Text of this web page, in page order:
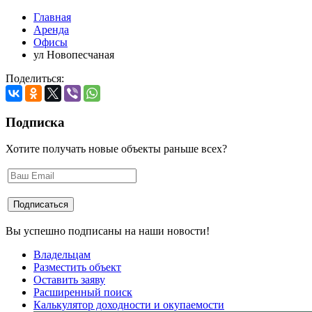
Главная
Аренда
Офисы
ул Новопесчаная
Поделиться:
Подписка
Хотите получать новые объекты раньше всех?
Вы успешно подписаны на наши новости!
Владельцам
Разместить объект
Оставить заяву
Расширенный поиск
Калькулятор доходности и окупаемости